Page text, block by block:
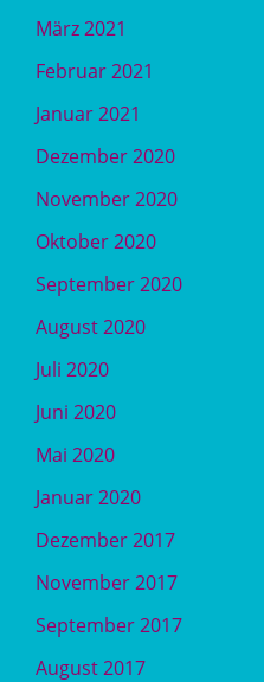
März 2021
Februar 2021
Januar 2021
Dezember 2020
November 2020
Oktober 2020
September 2020
August 2020
Juli 2020
Juni 2020
Mai 2020
Januar 2020
Dezember 2017
November 2017
September 2017
August 2017